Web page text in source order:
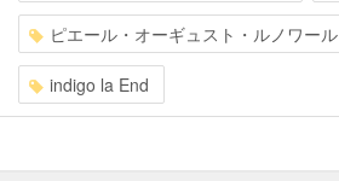
ピエール・オーギュスト・ルノワール
indigo la End